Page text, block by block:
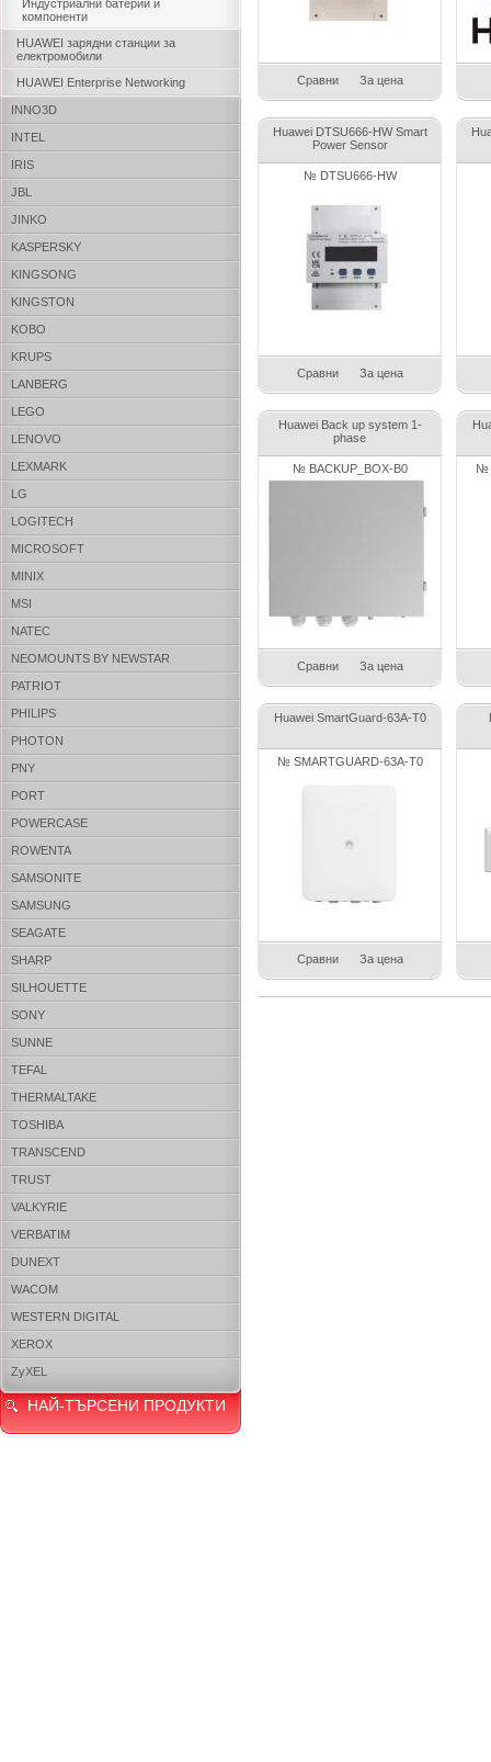
Индустриални батерии и
компоненти
HUAWEI зарядни станции за
електромобили
HUAWEI Enterprise Networking
INNO3D
INTEL
IRIS
JBL
JINKO
KASPERSKY
KINGSONG
KINGSTON
KOBO
KRUPS
LANBERG
LEGO
LENOVO
LEXMARK
LG
LOGITECH
MICROSOFT
MINIX
MSI
NATEC
NEOMOUNTS BY NEWSTAR
PATRIOT
PHILIPS
PHOTON
PNY
PORT
POWERCASE
ROWENTA
SAMSONITE
SAMSUNG
SEAGATE
SHARP
SILHOUETTE
SONY
SUNNE
TEFAL
THERMALTAKE
TOSHIBA
TRANSCEND
TRUST
VALKYRIE
VERBATIM
DUNEXT
WACOM
WESTERN DIGITAL
XEROX
ZyXEL
НАЙ-ТЪРСЕНИ ПРОДУКТИ
Сравни За цена
Huawei DTSU666-HW Smart
Power Sensor
№ DTSU666-HW
Сравни За цена
Huawei Back up system 1-
phase
№ BACKUP_BOX-B0
Сравни За цена
№
Huawei SmartGuard-63A-T0
№ SMARTGUARD-63A-T0
Сравни За цена